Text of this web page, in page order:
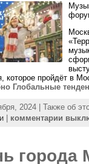
которое пройдёт в
Глобальные
2024 | Также об
| комментарии
города